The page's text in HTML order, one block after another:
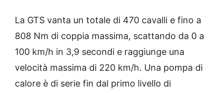
La GTS vanta un totale di 470 cavalli e fino a
808 Nm di coppia massima, scattando da 0 a
100 km/h in 3,9 secondi e raggiunge una
velocità massima di 220 km/h. Una pompa di
calore è di serie fin dal primo livello di